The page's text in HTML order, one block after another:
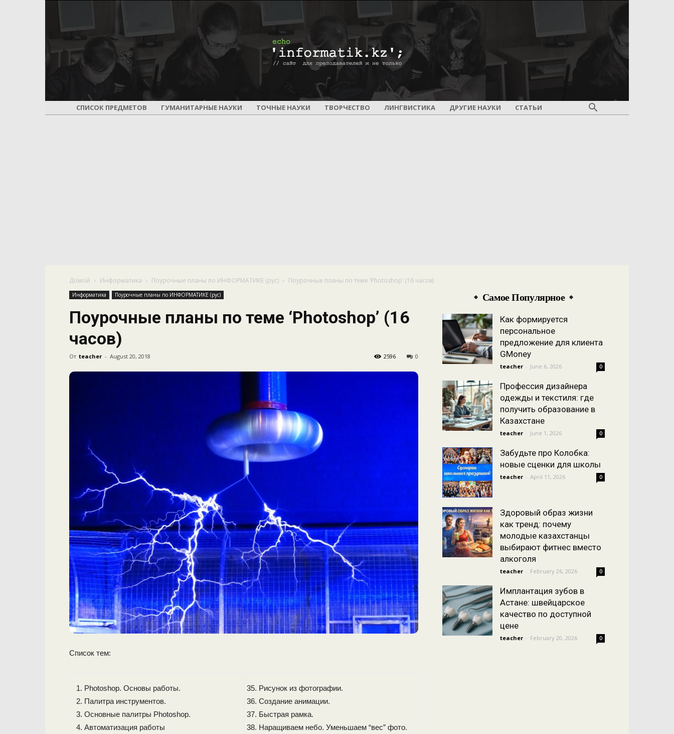
ПОУРОЧНОЕ
СПИСОК ПРЕДМЕТОВ ГУМАНИТАРНЫЕ НАУКИ ТОЧНЫЕ НАУКИ ТВОРЧЕСТВО ЛИНГВИСТИКА ДРУГИЕ НАУКИ СТАТЬИ
Домой Информатика Поурочные планы по ИНФОРМАТИКЕ (рус) Поурочные планы по теме ‘Photoshop’ (16 часов)
Информатика Поурочные планы по ИНФОРМАТИКЕ (рус)
Поурочные планы по теме ‘Photoshop’ (16
часов)
От teacher - August 20, 2018 0
2596
Список тем:
Photoshop. Основы работы.
Палитра инструментов.
Основные палитры Photoshop.
Автоматизация работы
Рисунок из фотографии.
Создание анимации.
Быстрая рамка.
Наращиваем небо. Уменьшаем “вес” фото.
Самое Популярное
Как формируется
персональное
предложение для клиента
GMoney
teacher - June 6, 2026 0
Профессия дизайнера
одежды и текстиля: где
получить образование в
Казахстане
teacher - June 1, 2026 0
Забудьте про Колобка:
новые сценки для школы
teacher - April 11, 2026 0
Здоровый образ жизни
как тренд: почему
молодые казахстанцы
выбирают фитнес вместо
алкоголя
teacher - February 26, 2026 0
Имплантация зубов в
Астане: швейцарское
качество по доступной
цене
teacher - February 20, 2026 0